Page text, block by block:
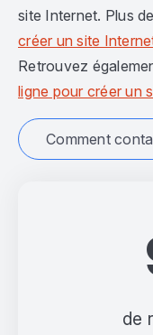
de
site Internet. Plus de
créer un site
Retrouvez
ligne pour créer un
Comment